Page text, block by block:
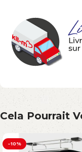
Cela Pourrait
-10%